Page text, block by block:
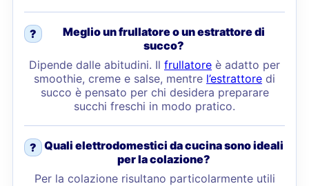
?
Meglio un frullatore o un estrattore di
succo?
Dipende dalle abitudini. Il frullatore è adatto per
smoothie, creme e salse, mentre l’estrattore di
succo è pensato per chi desidera preparare
succhi freschi in modo pratico.
? Quali elettrodomestici da cucina sono ideali
per la colazione?
Per la colazione risultano particolarmente utili